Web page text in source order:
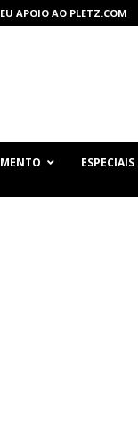
APOIO AO PLETZ.COM
ESPECIAIS